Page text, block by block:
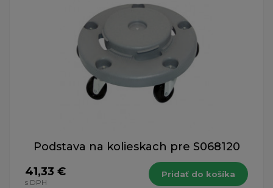
Podstava na kolieskach pre S068120
41,33 €
s DPH
Pridať do košíka